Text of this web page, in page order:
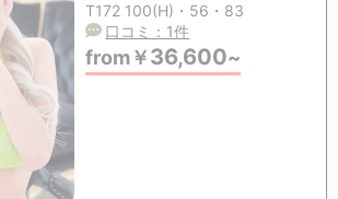
T172 100(H)・56・83
口コミ：1件
from￥36,600~